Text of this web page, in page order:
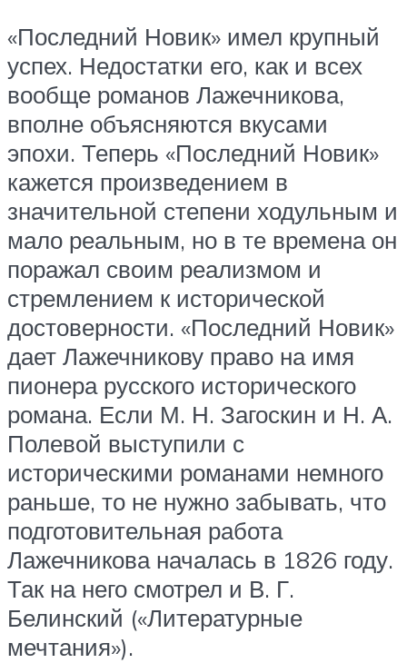
«Последний Новик» имел крупный
успех. Недостатки его, как и всех
вообще романов Лажечникова,
вполне объясняются вкусами
эпохи. Теперь «Последний Новик»
кажется произведением в
значительной степени ходульным и
мало реальным, но в те времена он
поражал своим реализмом и
стремлением к исторической
достоверности. «Последний Новик»
дает Лажечникову право на имя
пионера русского исторического
романа. Если М. Н. Загоскин и Н. А.
Полевой выступили с
историческими романами немного
раньше, то не нужно забывать, что
подготовительная работа
Лажечникова началась в 1826 году.
Так на него смотрел и В. Г.
Белинский («Литературные
мечтания»).